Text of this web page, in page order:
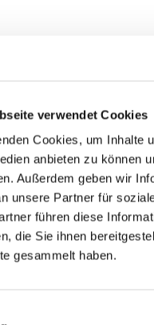
verwendet Cookies
Cookies, um Inhalte
anbieten zu können
Außerdem geben wir
unsere Partner für
führen diese
die Sie ihnen
gesammelt haben.